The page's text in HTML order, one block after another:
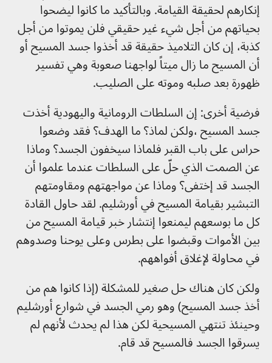
إنكارهم لحقيقة القيامة. وبالتأكيد ما كانوا ليضحوا
بحياتهم من أجل شيء غير حقيقي فلن يموتوا من أجل
كذبة، إن كان التلاميذ حقيقة قد أخذوا جسد المسيح أو
أن المسيح ما زال ميتاً لواجهنا صعوبة وهي تفسير
ظهورة بعد صلبه وموته على الصليب.
فرضية أخرى: إن السلطات الرومانية واليهودية أخذت
جسد المسيح ،ولكن لماذ؟ ما الهدف؟ فقد وضعوا
حراس على باب القبر فلماذا سيخفون الجسد؟ وماذا
عن الصمت الذي حلّ على السلطات عندما علموا أن
الجسد قد إختفى؟ وماذا عن مواجهتهم ومقاومتهم
التبشير بقيامة المسيح في أورشليم. لقد حاول القادة
كل ما بوسعهم ليمنعوا إنتشار خبر قيامة المسيح من
بين الأموات وقبضوا على بطرس وعلى يوحنا وصدوهم
في محاولة لإغلاق أفواههم.
ولكن كان هناك حل صغير للمشكلة (إذا كانوا هم من
أخذ جسد المسيح) وهو رمي الجسد في شوارع أورشليم
وحينئذ تنتهي المسيحية لكن هذا لم يحدث لأنهم لم
يسرقوا الجسد فالمسيح قد قام.